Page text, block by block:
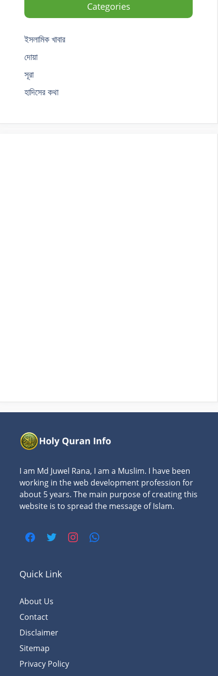
Categories
ইসলামিক খাবার
দোয়া
সূরা
হাদিসের কথা
I am Md Juwel Rana, I am a Muslim. I have been
working in the web development profession for
about 5 years. The main purpose of creating this
website is to spread the message of Islam.
Quick Link
About Us
Contact
Disclaimer
Sitemap
Privacy Policy